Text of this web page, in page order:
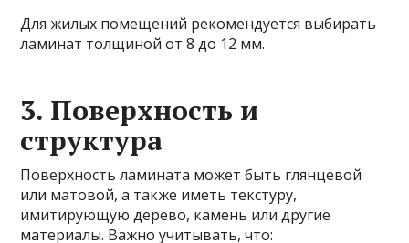
Для жилых помещений рекомендуется выбирать
ламинат толщиной от 8 до 12 мм.
3. Поверхность и
структура
Поверхность ламината может быть глянцевой
или матовой, а также иметь текстуру,
имитирующую дерево, камень или другие
материалы. Важно учитывать, что: